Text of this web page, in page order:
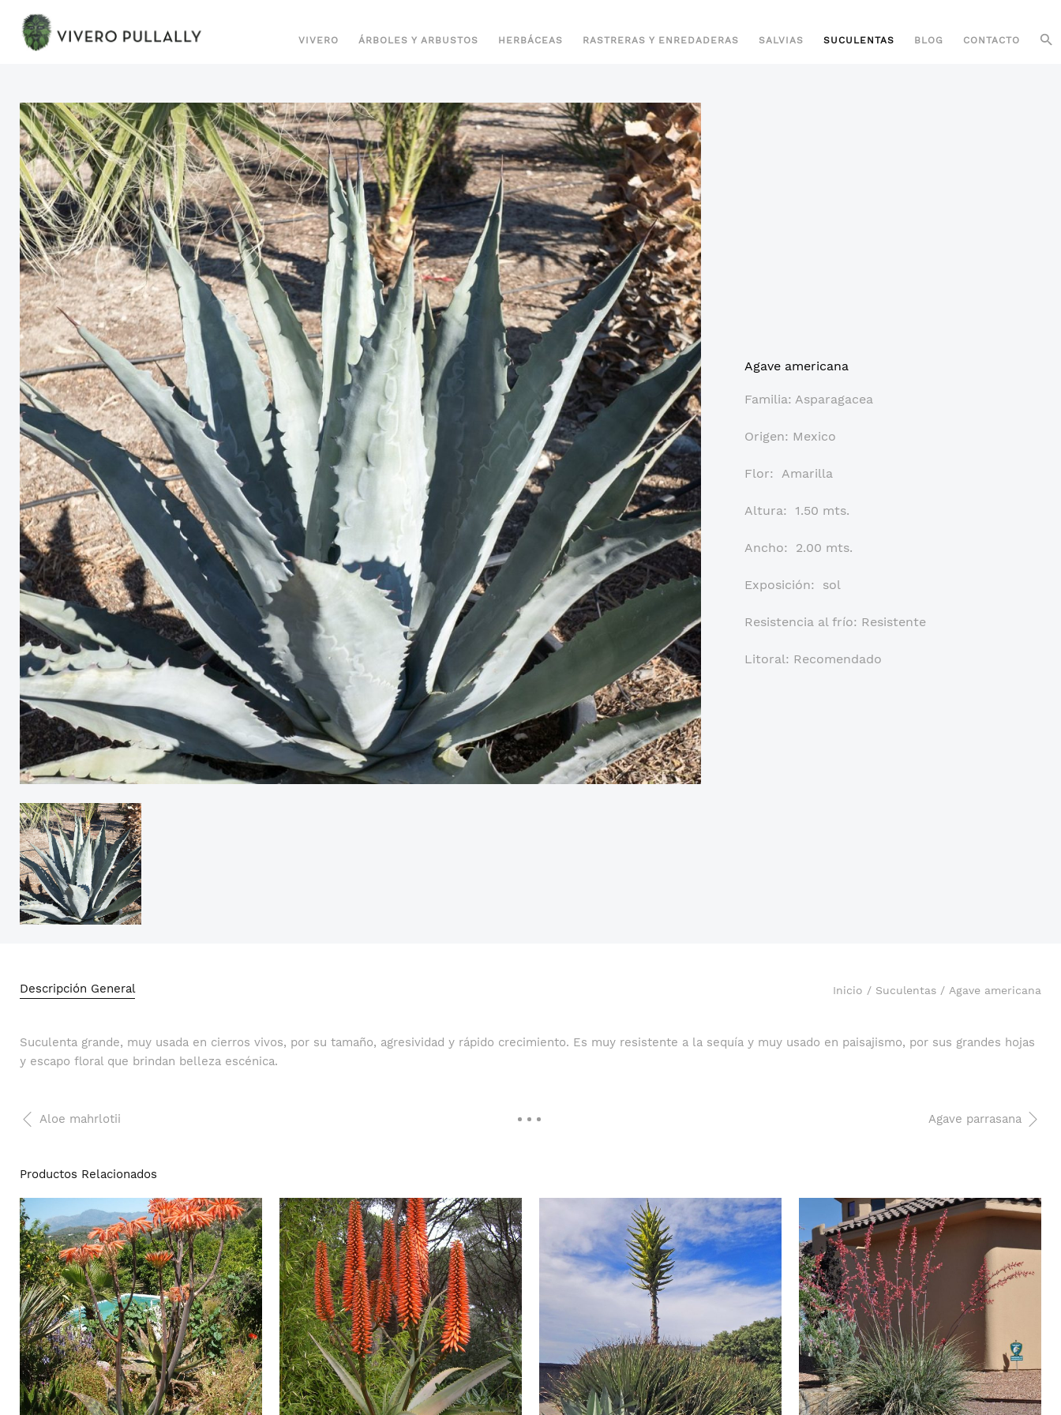
VIVERO ÁRBOLES Y ARBUSTOS HERBÁCEAS RASTRERAS Y ENREDADERAS SALVIAS SUCULENTAS BLOG CONTACTO
Agave americana
Familia: Asparagacea
Origen: Mexico
Flor: Amarilla
Altura: 1.50 mts.
Ancho: 2.00 mts.
Exposición: sol
Resistencia al frío: Resistente
Litoral: Recomendado
Inicio / Suculentas / Agave americana
Descripción General
Suculenta grande, muy usada en cierros vivos, por su tamaño, agresividad y rápido crecimiento. Es muy resistente a la sequía y muy usado en paisajismo, por sus grandes hojas
y escapo floral que brindan belleza escénica.
Agave parrasana
Aloe mahrlotii
Productos Relacionados